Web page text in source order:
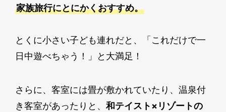
家族旅行にとにかくおすすめ。
とくに小さい子ども連れだと、「これだけで一
日中遊べちゃう！」と大満足！
さらに、客室には畳が敷かれていたり、温泉付
き客室があったりと、 和テイスト×リゾートの